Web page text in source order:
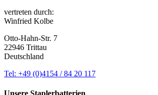
vertreten durch:
Winfried Kolbe
Otto-Hahn-Str. 7
22946 Trittau
Deutschland
Tel: +49 (0)4154 / 84 20 117